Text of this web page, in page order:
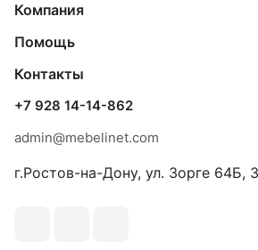
Компания
Помощь
Контакты
+7 928 14-14-862
admin@mebelinet.com
г.Ростов-на-Дону, ул. Зорге 64Б,